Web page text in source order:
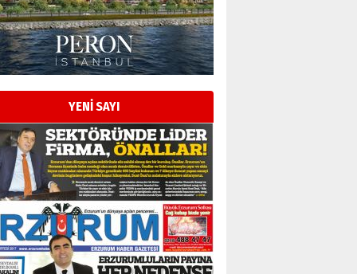
YENİ SAYI
02 Ağustos 2026 Pazar
Kadir SABUNCUOĞLU
Erzurumspor’un köşe taşları
29 Haziran 2026 Pazartesi
Kenan GÜLERCİ
Murat Şahsuvaroğlu ERKON’da
çıtayı yukarı taşırken,
yönetimdekiler aşağı
çekmemeli!
17 Şubat 2026 SalıOrhan BOZKURT
Bir fotoğraf, bir şehir, bir
gazeteci… Dizginler kimin
elinde?
31 Mart 2026 Salı
A. Berhan Yılmaz